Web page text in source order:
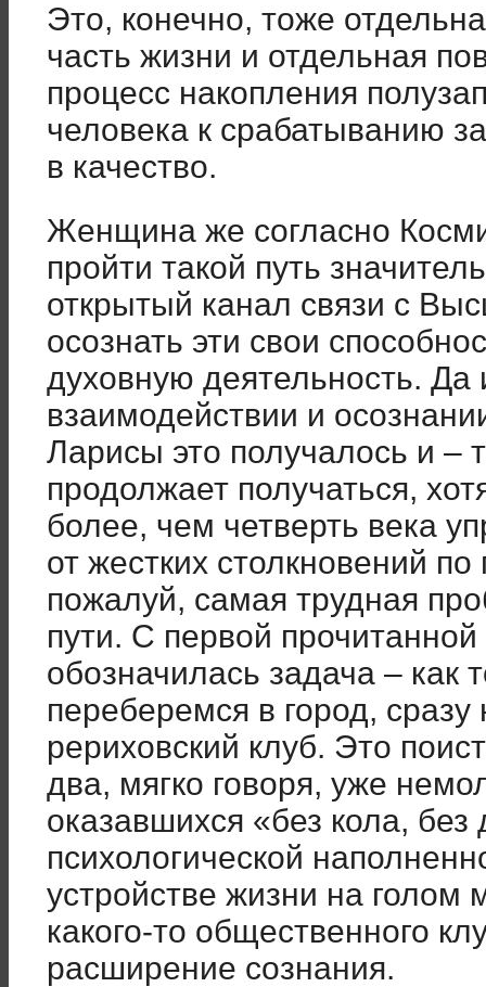
Это, конечно, тоже
часть жизни и отдельная
процесс накопления
человека к срабатыванию
в качество.
Женщина же согласно
пройти такой путь
открытый канал связи с
осознать эти свои
духовную деятельность.
взаимодействии и
Ларисы это получалось и –
продолжает получаться,
более, чем четверть века
от жестких столкновений
пожалуй, самая трудная
пути. С первой
обозначилась задача – как
переберемся в город, сразу
рериховский клуб. Это
два, мягко говоря, уже
оказавшихся «без кола,
психологической
устройстве жизни на голом
какого-то общественного
расширение сознания.